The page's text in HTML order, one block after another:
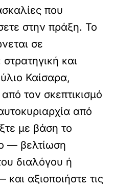
που
στην πράξη. Το
σε
και
Καίσαρα,
τον σκεπτικισμό
από
με βάση το
— βελτίωση
διαλόγου ή
και αξιοποιήστε τις